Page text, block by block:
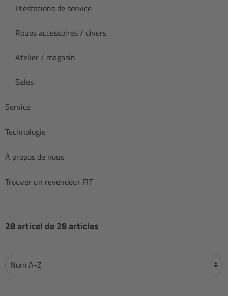
Prestations de service
Roues accessoires / divers
Atelier / magasin
Sales
Service
Technologie
À propos de nous
Trouver un revendeur FIT
28 articel de 28 articles